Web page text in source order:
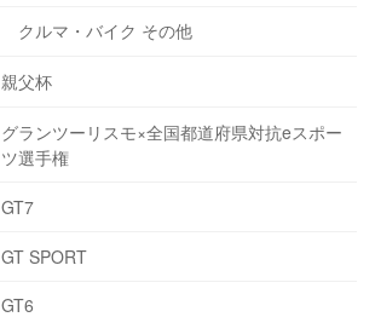
クルマ・バイク その他
親父杯
グランツーリスモ×全国都道府県対抗eスポー
ツ選手権
GT7
GT SPORT
GT6